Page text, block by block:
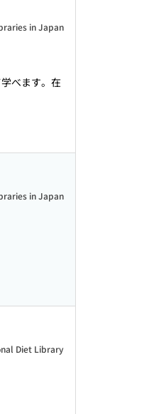
in Japan
べます。在
in Japan
Diet Library